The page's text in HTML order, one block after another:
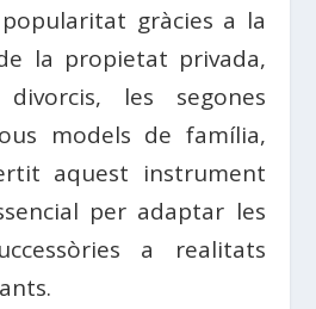
gràcies a la
la propietat privada,
les segones
models de família,
aquest instrument
per adaptar les
a realitats